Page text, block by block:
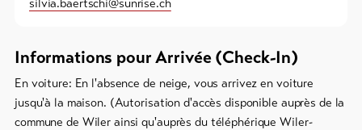
silvia.baertschi@sunrise.ch
Informations pour Arrivée (Check-In)
En voiture: En l'absence de neige, vous arrivez en voiture
jusqu'à la maison. (Autorisation d'accès disponible auprès de la
commune de Wiler ainsi qu'auprès du téléphérique Wiler-